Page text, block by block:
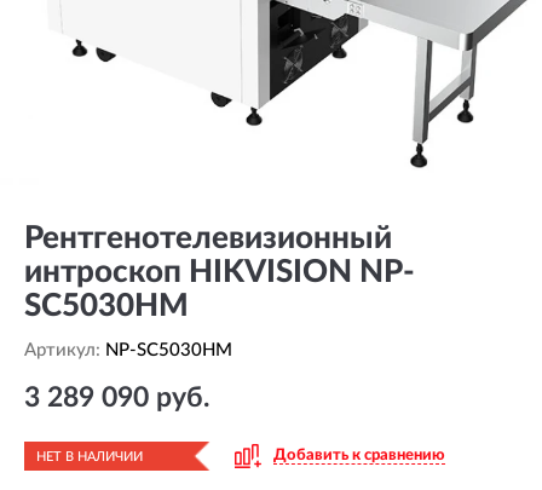
Рентгенотелевизионный
интроскоп HIKVISION NP-
SC5030HM
Артикул: NP-SC5030HM
3 289 090 руб.
НЕТ В НАЛИЧИИ Добавить к сравнению